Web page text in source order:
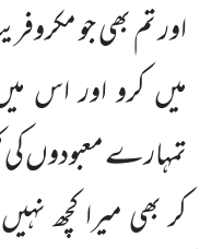
اور تم بھی جو
میں کرو اور اس
تمہارے معبودوں کی
کر بھی میرا کچھ